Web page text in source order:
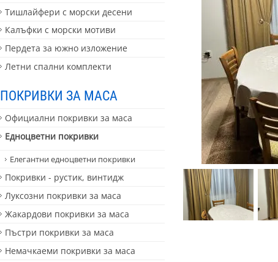
Тишлайфери с морски десени
Калъфки с морски мотиви
Пердета за южно изложение
Летни спални комплекти
ПОКРИВКИ ЗА МАСА
Официални покривки за маса
Едноцветни покривки
Елегантни едноцветни покривки
Покривки - рустик, винтидж
Луксозни покривки за маса
Жакардови покривки за маса
Пъстри покривки за маса
Немачкаеми покривки за маса